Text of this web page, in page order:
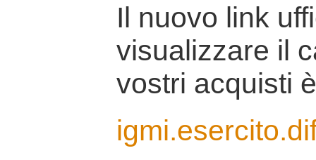
Il nuovo link
visualizzare il
vostri acquisti